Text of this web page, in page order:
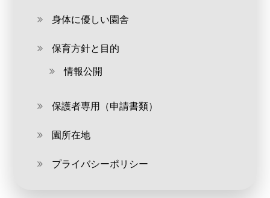
身体に優しい園舎
保育方針と目的
情報公開
保護者専用（申請書類）
園所在地
プライバシーポリシー